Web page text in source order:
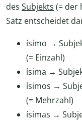
des Subjekts (= der
Satz entscheidet
ísimo →
(= Einzahl)
ísima →
ísimos →
(= Mehrzahl)
ísimas →